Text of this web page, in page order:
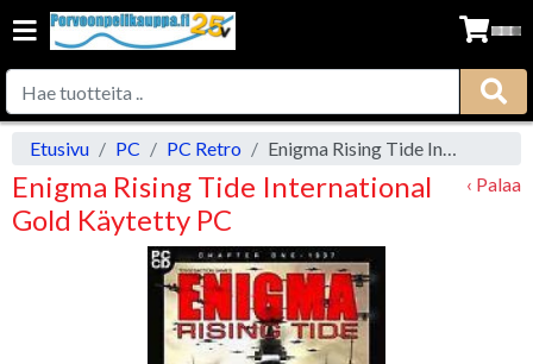
Etusivu PC PC Retro Enigma Rising Tide International Gold Käytetty PC
Enigma Rising Tide International
Gold Käytetty PC
‹ Palaa